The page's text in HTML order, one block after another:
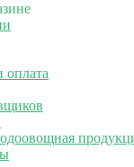
оплата